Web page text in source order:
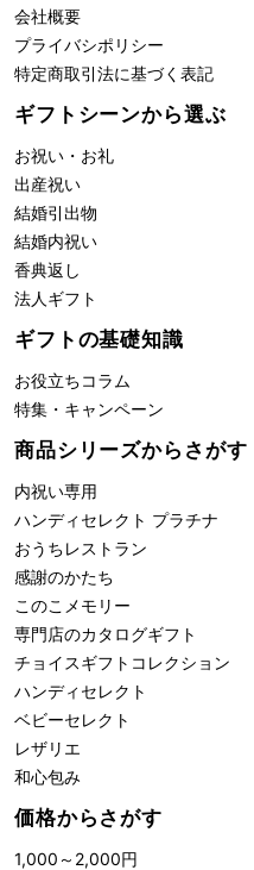
会社概要
プライバシポリシー
特定商取引法に基づく表記
ギフトシーンから選ぶ
お祝い・お礼
出産祝い
結婚引出物
結婚内祝い
香典返し
法人ギフト
ギフトの基礎知識
お役立ちコラム
特集・キャンペーン
商品シリーズからさがす
内祝い専用
ハンディセレクト プラチナ
おうちレストラン
感謝のかたち
このこメモリー
専門店のカタログギフト
チョイスギフトコレクション
ハンディセレクト
ベビーセレクト
レザリエ
和心包み
価格からさがす
1,000 ～ 2,000円